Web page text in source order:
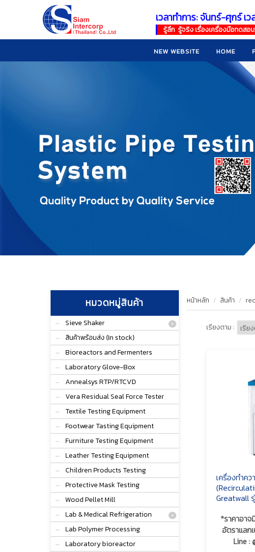
เวลาทำการ: จันทร์-ศุกร์ เ
รู้ลึก รู้จริง เรื่องเครื่องมือทดสอ
NEW WEBSITE HOME
หมวดหมู่สินค้า
Sieve Shaker
สินค้าพร้อมส่ง (In stock)
Bioreactors and Fermenters
Laboratory Glove-Box
Annealsys RTP/RTCVD
Vera Residual Seal Force Tester
Textile Testing Equipment
Footwear Tasting Equipment
Furniture Testing Equipment
Leather Testing Equipment
Children Products Testing
Protective Mask Testing
Wood Pellet Mill
Lab & Medical Refrigeration
Lab Polymer Processing
Laboratory bioreactor
หน้าหลัก สินค้า
เรียงตาม :
เครื่องทำคว
Greatwall
*ราคาอาจ
อัตราแลก
Line :